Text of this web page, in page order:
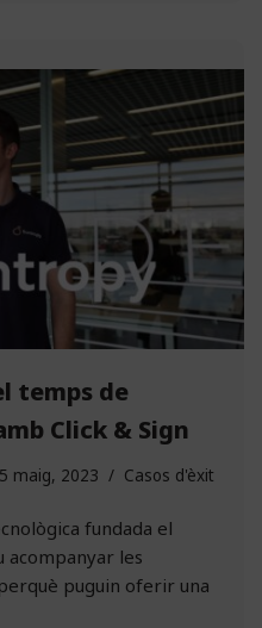
temps de
Click & Sign
maig, 2023 Casos d'èxit
fundada el
acompanyar les
puguin oferir una